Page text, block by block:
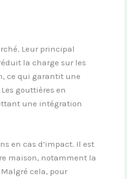
Leur principal
la charge sur les
ce qui garantit une
gouttières en
une intégration
en cas d’impact. Il est
maison, notamment la
cela, pour